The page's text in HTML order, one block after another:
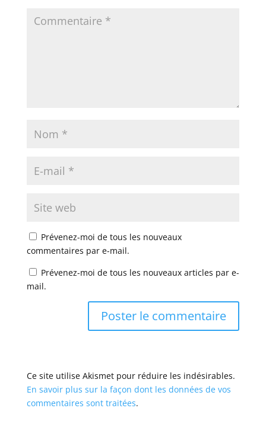
Prévenez-moi de tous les nouveaux
commentaires par e-mail.
Prévenez-moi de tous les nouveaux articles par e-
mail.
Ce site utilise Akismet pour réduire les indésirables.
En savoir plus sur la façon dont les données de vos
commentaires sont traitées.